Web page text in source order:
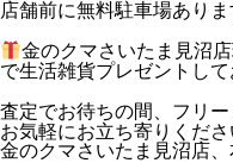
店舗前に無料駐車場ありま
金のクマさいたま見沼
で生活雑貨プレゼントし
査定でお待ちの間、フリ
お気軽にお立ち寄りくだ
金のクマさいたま見沼店